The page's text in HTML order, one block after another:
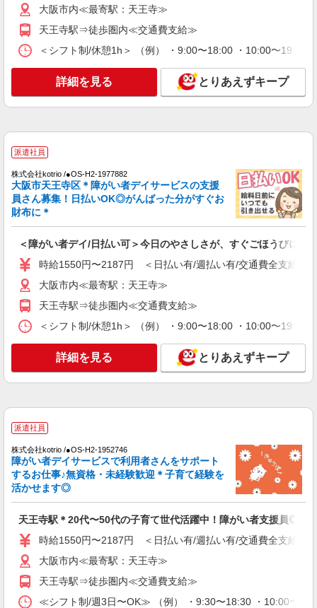
株式会社kotrio /●OS-H2-2069135
天王寺駅★即日お仕事開始も可！キレイな高齢
者住宅STAFF◎
通費全支給(ガソリン代含む)＞
大阪市内≪最寄駅：天王寺≫
派遣社員
株式会社kotrio /●OS-H2-1980810
＜天王寺駅＞障がい者支援員募集！≪面接なし
≫≪週3日OK≫
時給1550円〜2187円 ＜日払い有/週払い有/交
大阪市内≪最寄駅：天王寺≫
キープ
大阪市内≪最寄駅：天王寺≫
天王寺駅⇒徒歩圏内≪交通費支給≫
＜シフト制/休憩1h＞ （例） ・9:00〜18:00 ・10:00〜19:00
詳細を見る とりあえずキープ
派遣社員
株式会社kotrio /●OS-H2-1977882
大阪市天王寺区＊障がい者デイサービスの支援
員さん募集！日払いOK◎がんばった分がすぐお
財布に＊
＜障がい者デイ/日払い可＞今日のやさしさが、すぐごほうびに
時給1550円〜2187円 ＜日払い有/週払い有/交通費全支給(ガ
大阪市内≪最寄駅：天王寺≫
天王寺駅⇒徒歩圏内≪交通費支給≫
＜シフト制/休憩1h＞ （例） ・9:00〜18:00 ・10:00〜19:00
詳細を見る とりあえずキープ
派遣社員
株式会社kotrio /●OS-H2-1952746
障がい者デイサービスで利用者さんをサポート
するお仕事♪無資格・未経験歓迎＊子育て経験を
活かせます◎
天王寺駅＊20代〜50代の子育て世代活躍中！障がい者支援員◎
時給1550円〜2187円 ＜日払い有/週払い有/交通費全支給(ガ
大阪市内≪最寄駅：天王寺≫
天王寺駅⇒徒歩圏内≪交通費支給≫
≪シフト制/週3日〜OK≫ （例） ・9:30〜18:30 ・10:00〜